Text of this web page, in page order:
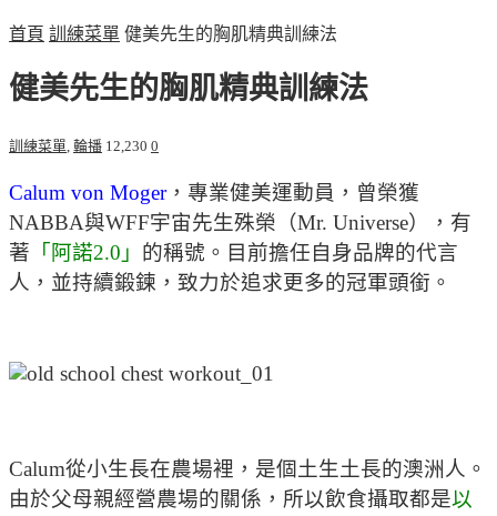
首頁 訓練菜單 健美先生的胸肌精典訓練法
健美先生的胸肌精典訓練法
訓練菜單 輪播 12,230 0
Calum von Moger，專業健美運動員，曾榮獲
NABBA與WFF宇宙先生殊榮（Mr. Universe），有
著 「阿諾2.0」 的稱號。目前擔任自身品牌的代言
人，並持續鍛鍊，致力於追求更多的冠軍頭銜。
Calum從小生長在農場裡，是個土生土長的澳洲人。
由於父母親經營農場的關係，所以飲食攝取都是以